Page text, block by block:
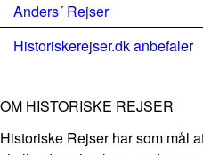
Anders´ Rejser
Historiskerejser.dk anbefaler
OM HISTORISKE REJSER
Historiske Rejser har som mål